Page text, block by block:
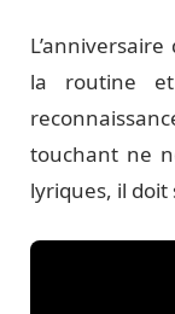
la routine
touchant ne
lyriques, il